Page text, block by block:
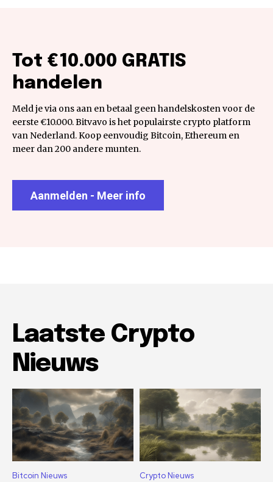
Tot €10.000 GRATIS
handelen
Meld je via ons aan en betaal geen handelskosten voor de
eerste €10.000. Bitvavo is het populairste crypto platform
van Nederland. Koop eenvoudig Bitcoin, Ethereum en
meer dan 200 andere munten.
Aanmelden - Meer info
Laatste Crypto
Nieuws
Bitcoin Nieuws Crypto Nieuws